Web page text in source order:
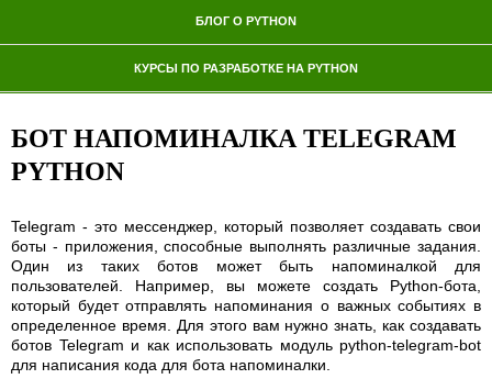
БЛОГ О PYTHON
КУРСЫ ПО РАЗРАБОТКЕ НА PYTHON
БОТ НАПОМИНАЛКА TELEGRAM
PYTHON
Telegram - это мессенджер, который позволяет создавать свои
боты - приложения, способные выполнять различные задания.
Один из таких ботов может быть напоминалкой для
пользователей. Например, вы можете создать Python-бота,
который будет отправлять напоминания о важных событиях в
определенное время. Для этого вам нужно знать, как создавать
ботов Telegram и как использовать модуль python-telegram-bot
для написания кода для бота напоминалки.